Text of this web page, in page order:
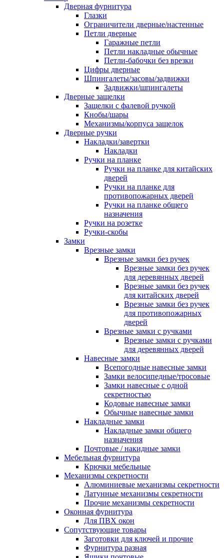
Дверная фурнитура
Глазки
Ограничители дверные/настенные
Петли дверные
Гаражные петли
Петли накладные обычные
Петли-бабочки без врезки
Цифры дверные
Шпингалеты/засовы/задвижки
Задвижки/шпингалеты
Дверные защелки
Защелки с фалевой ручкой
Кнобы/шары
Механизмы/корпуса защелок
Дверные ручки
Накладки/завертки
Накладки
Ручки на планке
Ручки на планке для китайских
дверей
Ручки на планке для
противопожарных дверей
Ручки на планке общего
назначения
Ручки на розетке
Ручки-скобы
Замки
Врезные замки
Врезные замки без ручек
Врезные замки без ручек
для деревянных дверей
Врезные замки без ручек
для китайских дверей
Врезные замки без ручек
для противопожарных
дверей
Врезные замки с ручками
Врезные замки с ручками
для деревянных дверей
Навесные замки
Всепогодные навесные замки
Замки велосипедные/тросовые
Замки навесные с одной
секретностью
Кодовые навесные замки
Обычные навесные замки
Накладные замки
Накладные замки общего
назначения
Почтовые / накидные замки
Мебельная фурнитура
Крючки мебельные
Механизмы секретности
Алюминиевые механизмы секретности
Латунные механизмы секретности
Прочие механизмы секретности
Оконная фурнитура
Для ПВХ окон
Сопутствующие товары
Заготовки для ключей и прочие
Фурнитура разная